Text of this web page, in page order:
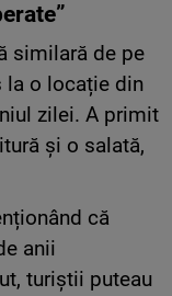
similară de pe
la o locație din
zilei. A primit
și o salată,
că
anii
turiștii puteau